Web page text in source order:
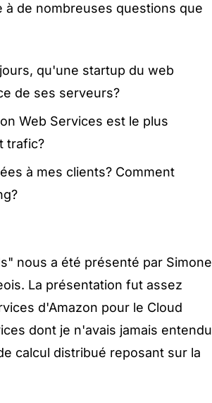
de nombreuses questions que
qu'une startup du web
de ses serveurs?
Web Services est le plus
trafic?
à mes clients? Comment
nous a été présenté par Simone
La présentation fut assez
d'Amazon pour le Cloud
dont je n'avais jamais entendu
calcul distribué reposant sur la